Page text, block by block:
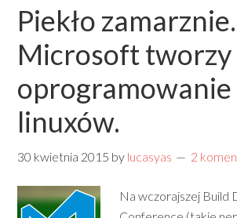
Piekło zamarznie.
Microsoft tworzy
oprogramowanie
linuxów.
30 kwietnia 2015 by lucasyas 2
Na wczorajszej Build